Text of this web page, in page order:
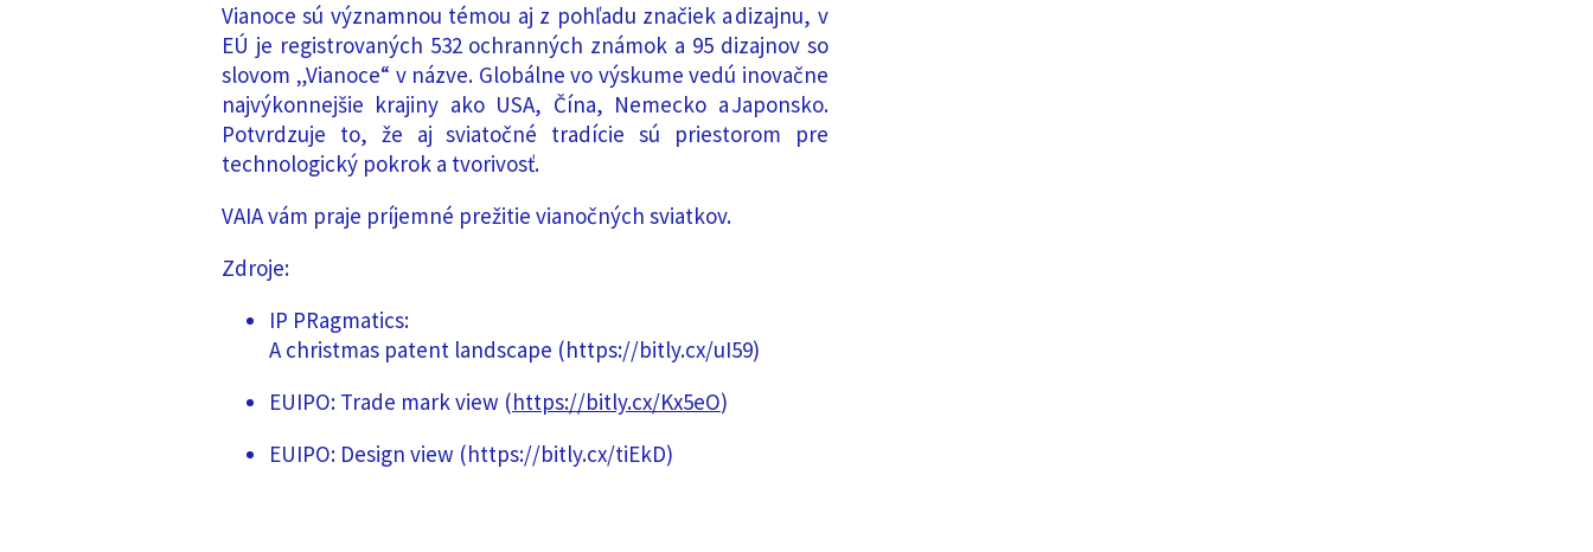
Vianoce sú významnou témou aj z pohľadu značiek a dizajnu, v
EÚ je registrovaných 532 ochranných známok a 95 dizajnov so
slovom „Vianoce“ v názve. Globálne vo výskume vedú inovačne
najvýkonnejšie krajiny ako USA, Čína, Nemecko a Japonsko.
Potvrdzuje to, že aj sviatočné tradície sú priestorom pre
technologický pokrok a tvorivosť.
VAIA vám praje príjemné prežitie vianočných sviatkov.
Zdroje:
IP PRagmatics:
A christmas patent landscape (https://bitly.cx/uI59)
EUIPO: Trade mark view (https://bitly.cx/Kx5eO)
EUIPO: Design view (https://bitly.cx/tiEkD)